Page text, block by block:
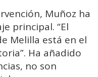
Muñoz ha
principal. “El
Melilla está en el
Ha añadido
no son